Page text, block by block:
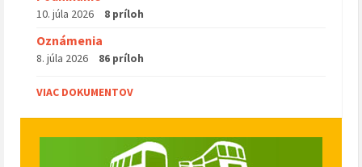
10. júla 2026 8 príloh
Oznámenia
8. júla 2026 86 príloh
VIAC DOKUMENTOV